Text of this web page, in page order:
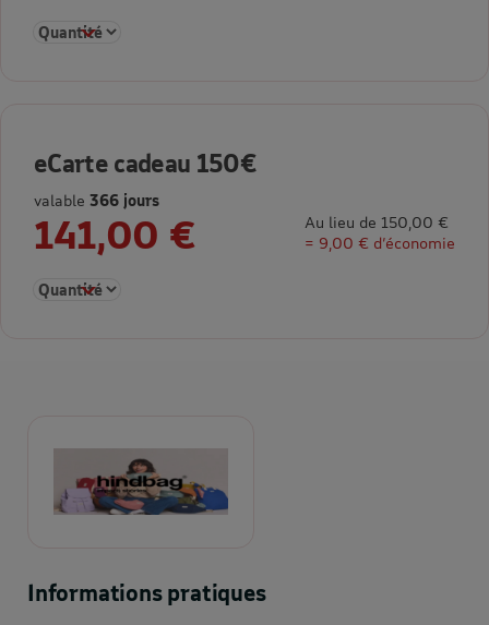
Sélectionner la quantité pour eCarte cadeau 100€
eCarte cadeau 150€
valable 366 jours
141,00 €
Au lieu de 150,00 €
= 9,00 € d’économie
Sélectionner la quantité pour eCarte cadeau 150€
Informations pratiques